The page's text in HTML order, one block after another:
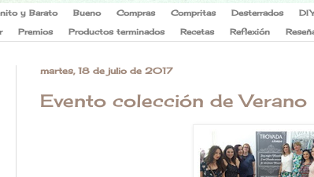
y Barato Bueno Compras Compritas Desterrados DIY
Premios Productos terminados Recetas Reflexión
martes, 18 de julio de 2017
Evento colección de